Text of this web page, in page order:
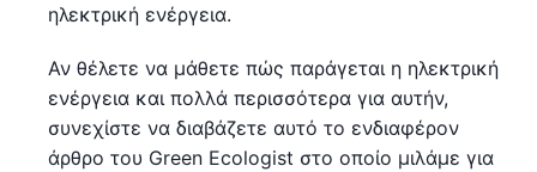
ηλεκτρική ενέργεια.
Αν θέλετε να μάθετε πώς παράγεται η ηλεκτρική
ενέργεια και πολλά περισσότερα για αυτήν,
συνεχίστε να διαβάζετε αυτό το ενδιαφέρον
άρθρο του Green Ecologist στο οποίο μιλάμε για